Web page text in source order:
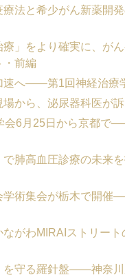
療法と希少がん新薬開
療」をより確実に、
・前編
速へ――第1回神経治療
から、泌尿器科医が
会6月25日から京都で
で肺高血圧診療の未
学術集会が栃木で開催
がわMIRAIストリー
を守る羅針盤――神奈